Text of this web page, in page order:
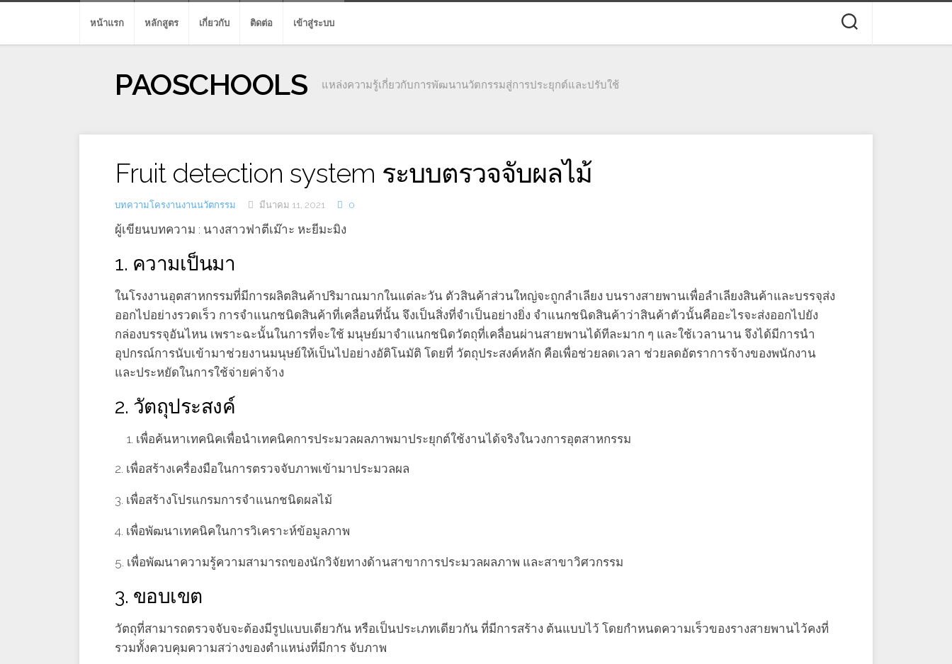
หน้าแรก หลักสูตร เกี่ยวกับ ติดต่อ เข้าสู่ระบบ
PAOSCHOOLS แหล่งความรู้เกี่ยวกับการพัฒนานวัตกรรมสู่การประยุกต์และปรับใช้
Fruit detection system ระบบตรวจจับผลไม้
บทความโครงานงานนวัตกรรม มีนาคม 11, 2021 0
ผู้เขียนบทความ : นางสาวฟาตีเม๊าะ หะยีมะมิง
1. ความเป็นมา
ในโรงงานอุตสาหกรรมที่มีการผลิตสินค้าปริมาณมากในแต่ละวัน ตัวสินค้าส่วนใหญ่จะถูกลําเลียง บนรางสายพานเพื่อลําเลียงสินค้าและบรรจุส่ง
ออกไปอย่างรวดเร็ว การจำแนกชนิดสินค้าที่เคลื่อนที่นั้น จึงเป็นสิ่งที่จําเป็นอย่างยิ่ง จําแนกชนิดสินค้าว่าสินค้าตัวนั้นคืออะไรจะส่งออกไปยัง
กล่องบรรจุอันไหน เพราะฉะนั้นในการที่จะใช้ มนุษย์มาจำแนกชนิดวัตถุที่เคลื่อนผ่านสายพานได้ทีละมาก ๆ และใช้เวลานาน จึงได้มีการนํา
อุปกรณ์การนับเข้ามาช่วยงานมนุษย์ให้เป็นไปอย่างอัติโนมัติ โดยที่ วัตถุประสงค์หลัก คือเพื่อช่วยลดเวลา ช่วยลดอัตราการจ้างของพนักงาน
และประหยัดในการใช้จ่ายค่าจ้าง
2. วัตถุประสงค์
เพื่อค้นหาเทคนิคเพื่อนําเทคนิคการประมวลผลภาพมาประยุกต์ใช้งานได้จริงในวงการอุตสาหกรรม
2. เพื่อสร้างเครื่องมือในการตรวจจับภาพเข้ามาประมวลผล
3. เพื่อสร้างโปรแกรมการจำแนกชนิดผลไม้
4. เพื่อพัฒนาเทคนิคในการวิเคราะห์ข้อมูลภาพ
5. เพื่อพัฒนาความรู้ความสามารถของนักวิจัยทางด้านสาขาการประมวลผลภาพ และสาขาวิศวกรรม
3. ขอบเขต
วัตถุที่สามารถตรวจจับจะต้องมีรูปแบบเดียวกัน หรือเป็นประเภทเดียวกัน ที่มีการสร้าง ต้นแบบไว้ โดยกําหนดความเร็วของรางสายพานไว้คงที่
รวมทั้งควบคุมความสว่างของตําแหน่งที่มีการ จับภาพ